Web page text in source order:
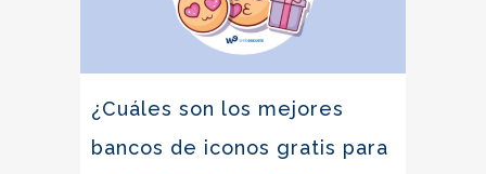
¿Cuáles son los mejores
bancos de iconos gratis para